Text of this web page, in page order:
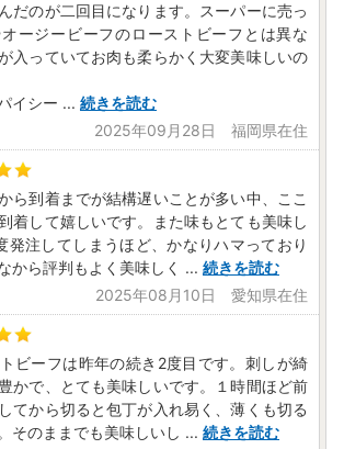
だのが二回目になります。スーパーに売っ
ージービーフのローストビーフとは異な
入っていてお肉も柔らかく大変美味しいの
イシー ... 続きを読む
2025年09月28日 福岡県在住
ら到着までが結構遅いことが多い中、ここ
着して嬉しいです。また味もとても美味し
発注してしまうほど、かなりハマっており
から評判もよく美味しく ... 続きを読む
2025年08月10日 愛知県在住
ビーフは昨年の続き2度目です。刺しが綺
かで、とても美味しいです。１時間ほど前
てから切ると包丁が入れ易く、薄くも切る
そのままでも美味しいし ... 続きを読む